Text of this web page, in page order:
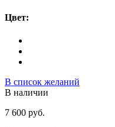
Цвет:
В список желаний
В наличии
7 600 руб.